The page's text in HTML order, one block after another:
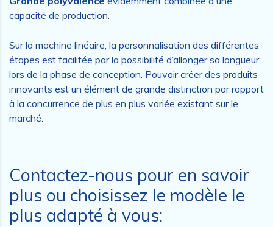
capacité de production.
Sur la machine linéaire, la personnalisation des différentes
étapes est facilitée par la possibilité d’allonger sa longueur
lors de la phase de conception. Pouvoir créer des produits
innovants est un élément de grande distinction par rapport
à la concurrence de plus en plus variée existant sur le
marché.
Contactez-nous pour en savoir
plus ou choisissez le modèle le
plus adapté à vous: